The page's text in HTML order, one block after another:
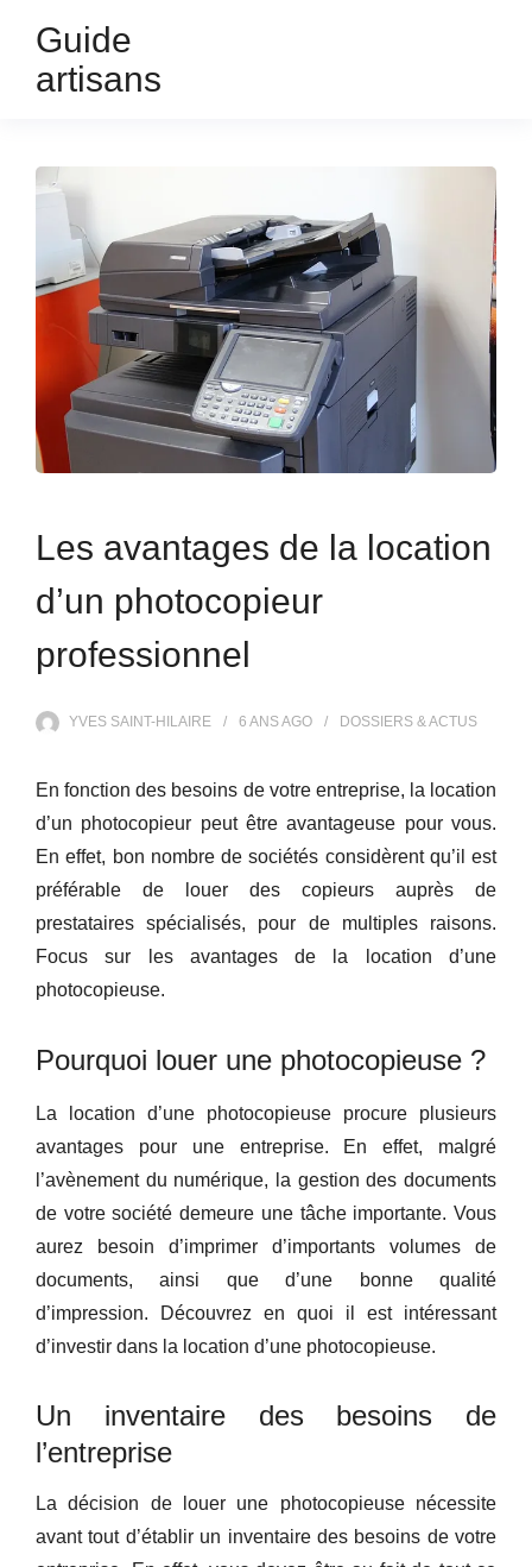
Guide
artisans
Les avantages de la location
d’un photocopieur
professionnel
YVES SAINT-HILAIRE 6 ANSAGO DOSSIERS & ACTUS
En fonction des besoins de votre entreprise, la location
d’un photocopieur peut être avantageuse pour vous.
En effet, bon nombre de sociétés considèrent qu’il est
préférable de louer des copieurs auprès de
prestataires spécialisés, pour de multiples raisons.
Focus sur les avantages de la location d’une
photocopieuse.
Pourquoi louer une photocopieuse ?
La location d’une photocopieuse procure plusieurs
avantages pour une entreprise. En effet, malgré
l’avènement du numérique, la gestion des documents
de votre société demeure une tâche importante. Vous
aurez besoin d’imprimer d’importants volumes de
documents, ainsi que d’une bonne qualité
d’impression. Découvrez en quoi il est intéressant
d’investir dans la location d’une photocopieuse.
Un inventaire des besoins de
l’entreprise
La décision de louer une photocopieuse nécessite
avant tout d’établir un inventaire des besoins de votre